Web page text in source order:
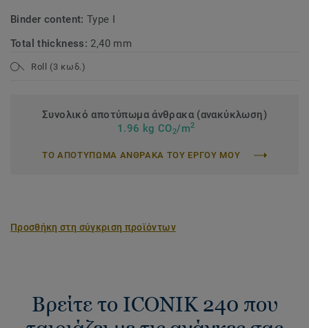
Binder content:Type I
Total thickness: 2,40 mm
Roll (3 κωδ.)
Συνολικό αποτύπωμα άνθρακα (ανακύκλωση)
1.96 kg CO2/m2
ΤΟ ΑΠΟΤΥΠΩΜΑ ΑΝΘΡΑΚΑ ΤΟΥ ΕΡΓΟΥ ΜΟΥ
Προσθήκη στη σύγκριση προϊόντων
Βρείτε το ICONIK 240 που